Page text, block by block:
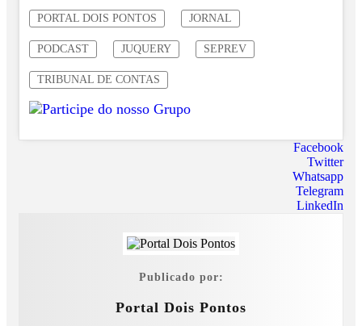
PORTAL DOIS PONTOS JORNAL
PODCAST JUQUERY SEPREV
TRIBUNAL DE CONTAS
Facebook
Twitter
Whatsapp
Telegram
LinkedIn
Publicado por:
Portal Dois Pontos